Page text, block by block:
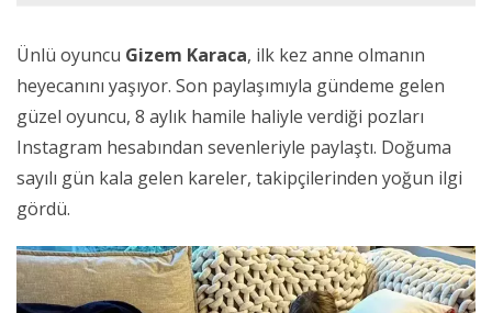
Ünlü oyuncu Gizem Karaca, ilk kez anne olmanın
heyecanını yaşıyor. Son paylaşımıyla gündeme gelen
güzel oyuncu, 8 aylık hamile haliyle verdiği pozları
Instagram hesabından sevenleriyle paylaştı. Doğuma
sayılı gün kala gelen kareler, takipçilerinden yoğun ilgi
gördü.